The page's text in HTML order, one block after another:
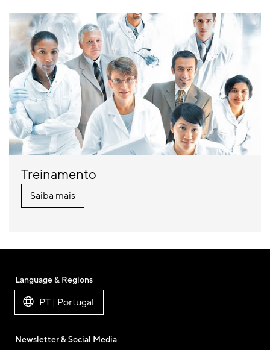
Treinamento
Saiba mais
Language & Regions
PT | Portugal
Newsletter & Social Media